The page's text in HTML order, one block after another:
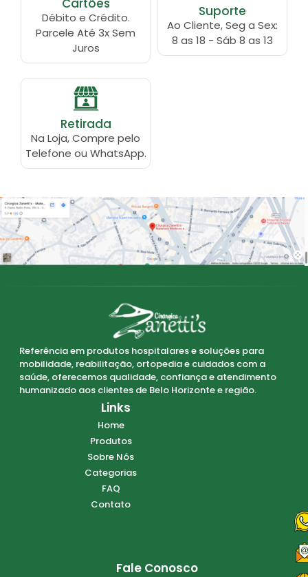
Cartões
Débito e Crédito.
Parcele Até 3x Sem
Juros
Suporte
Ao Cliente, Seg a Sex:
8 as 18 - Sáb 8 as 13
Retirada
Na Loja, Compre pelo
Telefone ou WhatsApp.
Referência em produtos hospitalares e soluções para
mobilidade, reabilitação, ortopedia e cuidados com a
saúde, oferecemos qualidade, confiança e atendimento
humanizado aos clientes de Belo Horizonte e região.
Links
Home
Produtos
Sobre Nós
Categorias
FAQ
Contato
Fale Conosco